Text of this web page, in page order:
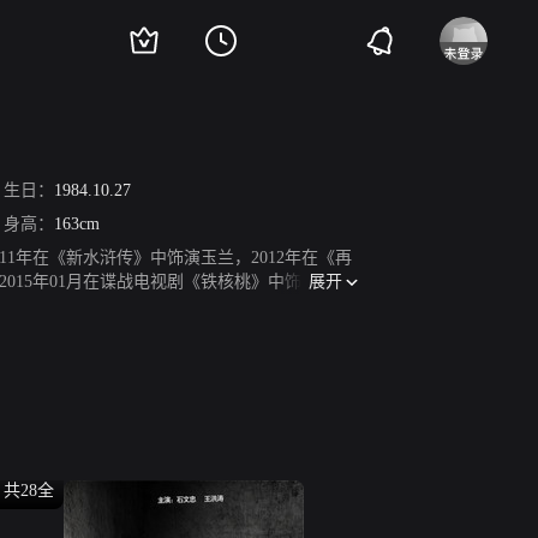
生日： 1984.10.27
身高： 163cm
年在《新水浒传》中饰演玉兰，2012年在《再
年01月在谍战电视剧《铁核桃》中饰演秦如
展开
共28全